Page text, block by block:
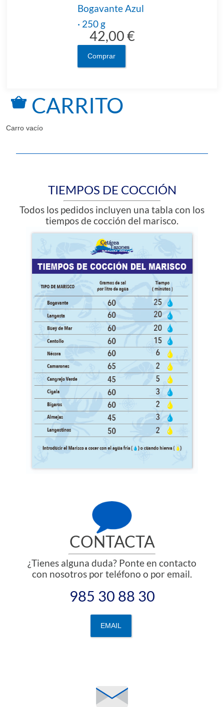
Bogavante Azul
· 250 g
42,00 €
Comprar
CARRITO
Carro vacío
TIEMPOS DE COCCIÓN
Todos los pedidos incluyen una tabla con los
tiempos de cocción del marisco.
CONTACTA
¿Tienes alguna duda? Ponte en contacto
con nosotros por teléfono o por email.
985 30 88 30
EMAIL